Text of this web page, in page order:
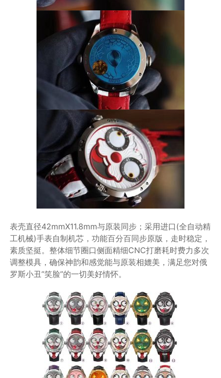
表壳直径42mmX11.8mm与原装同步；采用进口(全自动精
工机械)手表自制机芯，功能百分百同步原版，走时稳定，
素质坚挺。整体细节圈口侧面精细CNC打磨耗时费力多次
调整模具，确保神韵和感觉能与原装相媲美，满足您对俄
罗斯小丑”笑脸”的一切美好情怀。